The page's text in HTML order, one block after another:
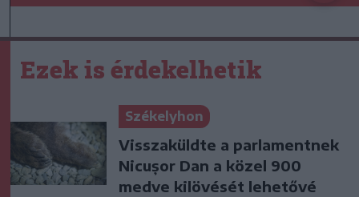
Ezek is érdekelhetik
Székelyhon
Visszaküldte a parlamentnek
Nicușor Dan a közel 900
medve kilövését lehetővé